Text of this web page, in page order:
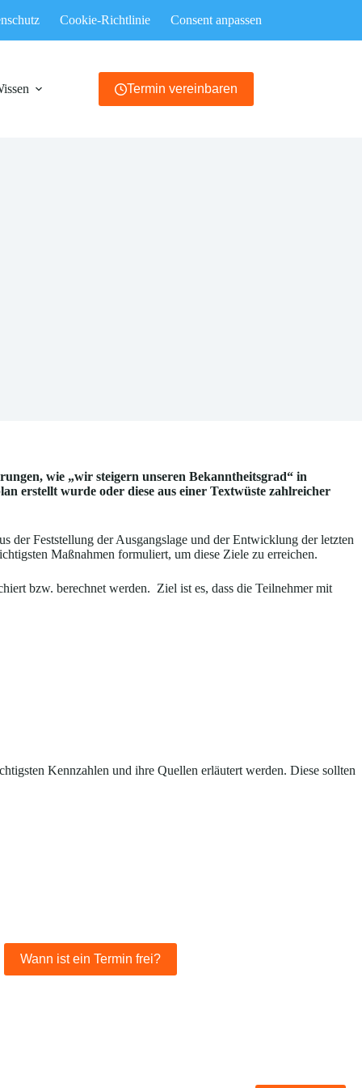
Cookie-Richtlinie Consent anpassen
Termin vereinbaren
wie „wir steigern unseren Bekanntheitsgrad“ in
erstellt wurde oder diese aus einer Textwüste zahlreicher
der Feststellung der Ausgangslage und der Entwicklung der letzten
Maßnahmen formuliert, um diese Ziele zu erreichen.
bzw. berechnet werden. Ziel ist es, dass die Teilnehmer mit
Kennzahlen und ihre Quellen erläutert werden. Diese sollten
Wann ist ein Termin frei?